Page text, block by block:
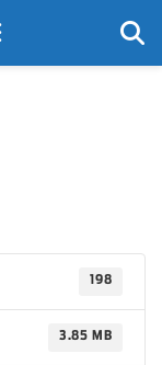
198
3.85 MB